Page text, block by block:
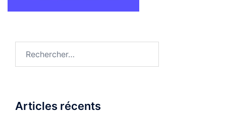
Articles récents